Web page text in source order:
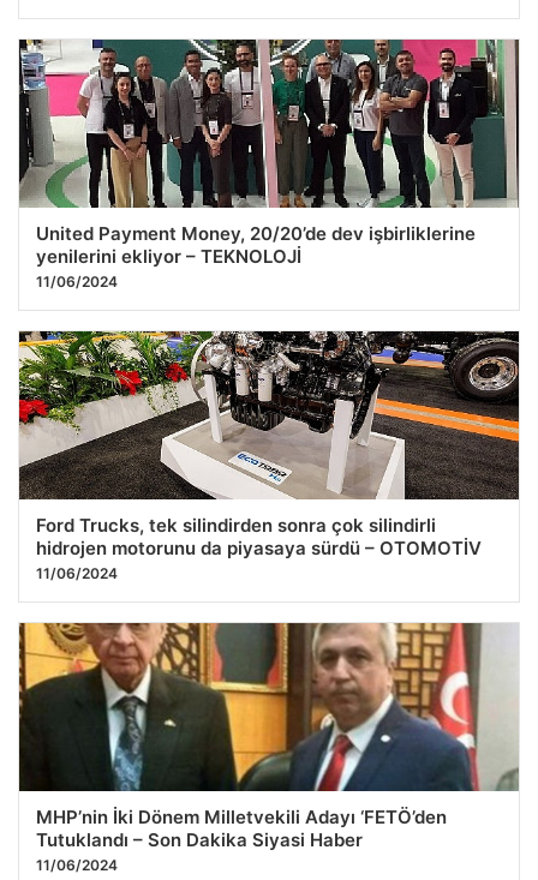
United Payment Money, 20/20’de dev işbirliklerine
yenilerini ekliyor – TEKNOLOJİ
11/06/2024
Ford Trucks, tek silindirden sonra çok silindirli
hidrojen motorunu da piyasaya sürdü – OTOMOTİV
11/06/2024
MHP’nin İki Dönem Milletvekili Adayı ‘FETÖ’den
Tutuklandı – Son Dakika Siyasi Haber
11/06/2024